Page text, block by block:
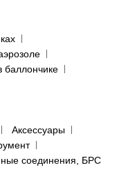
баллончике
Аксессуары
соединения, БРС